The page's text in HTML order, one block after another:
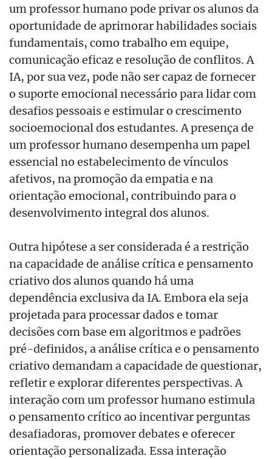
um professor humano pode privar os alunos da
oportunidade de aprimorar habilidades sociais
fundamentais, como trabalho em equipe,
comunicação eficaz e resolução de conflitos. A
IA, por sua vez, pode não ser capaz de fornecer
o suporte emocional necessário para lidar com
desafios pessoais e estimular o crescimento
socioemocional dos estudantes. A presença de
um professor humano desempenha um papel
essencial no estabelecimento de vínculos
afetivos, na promoção da empatia e na
orientação emocional, contribuindo para o
desenvolvimento integral dos alunos.
Outra hipótese a ser considerada é a restrição
na capacidade de análise crítica e pensamento
criativo dos alunos quando há uma
dependência exclusiva da IA. Embora ela seja
projetada para processar dados e tomar
decisões com base em algoritmos e padrões
pré-definidos, a análise crítica e o pensamento
criativo demandam a capacidade de questionar,
refletir e explorar diferentes perspectivas. A
interação com um professor humano estimula
o pensamento crítico ao incentivar perguntas
desafiadoras, promover debates e oferecer
orientação personalizada. Essa interação